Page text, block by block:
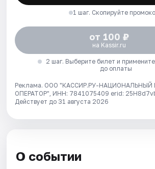
1 шаг. Скопируйте
от 100 ₽
на Kassir.ru
2 шаг. Выберите билет и
до оплаты
Реклама. ООО "КАССИР.РУ-
ОПЕРАТОР", ИНН: 7841075409 erid:
Действует до 31 августа 2026
О событии